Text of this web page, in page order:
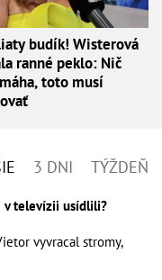
budík! Wisterová
ranné peklo: Nič
toto musí
3 DNI TÝŽDEŇ
v televízii usídlili?
vyvracal stromy,